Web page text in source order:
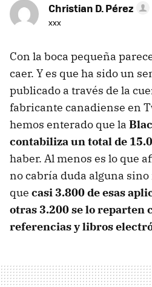
Christian D. Pérez
xxx
Con la boca pequeña
caer. Y es que ha sido un
publicado a través de la
fabricante canadiense en
hemos enterado que la
contabiliza un total de
haber. Al menos es lo que
no cabría duda alguna
que casi 3.800 de esas
otras 3.200 se lo reparten
referencias y libros